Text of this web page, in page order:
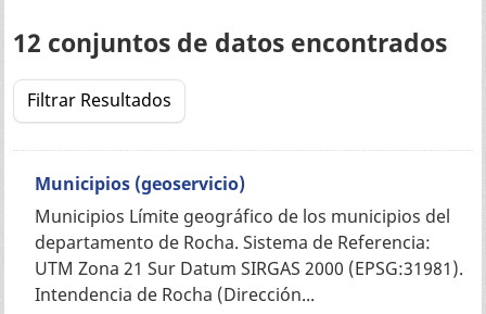
12 conjuntos de datos encontrados
Filtrar Resultados
Municipios (geoservicio)
Municipios Límite geográfico de los municipios del
departamento de Rocha. Sistema de Referencia:
UTM Zona 21 Sur Datum SIRGAS 2000 (EPSG:31981).
Intendencia de Rocha (Dirección...